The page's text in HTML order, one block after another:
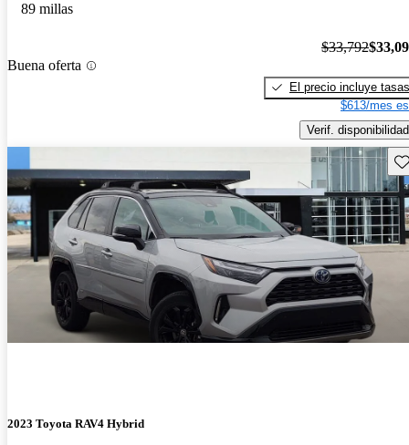
89 millas
Buena oferta
$33,792
El precio incluye tasas
$613/mes
Verif. disponibilidad
2023 Toyota RAV4 Hybrid